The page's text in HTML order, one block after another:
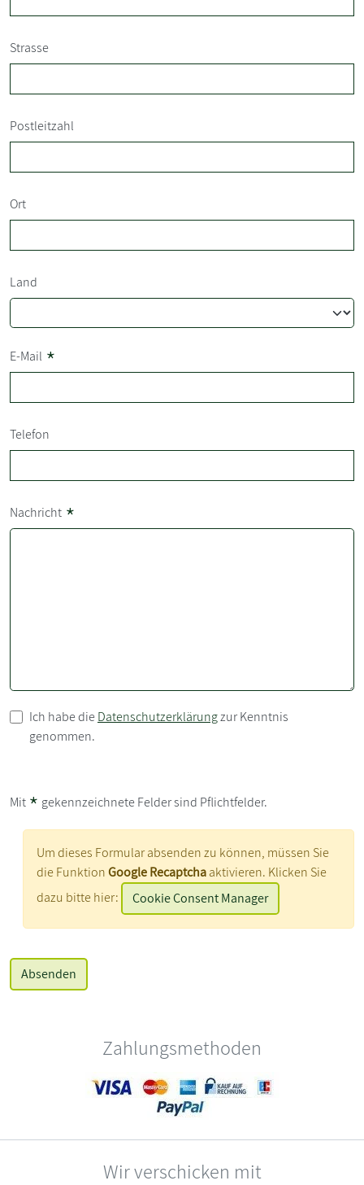
Strasse
Postleitzahl
Ort
Land
E-Mail *
Telefon
Nachricht *
Ich habe dieDatenschutzerklärungzur Kenntnis
genommen.
Mit * gekennzeichnete Felder sind Pflichtfelder.
Um dieses Formular absenden zu können, müssen Sie
die FunktionGoogle Recaptchaaktivieren. Klicken Sie
dazu bitte hier:
Cookie Consent Manager
Zahlungsmethoden
Wir verschicken mit